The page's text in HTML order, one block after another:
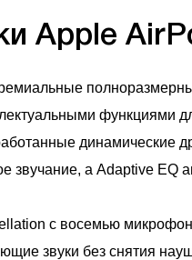
Apple
функциями
динамические
звучание, а Adaptive EQ
с восемью
звуки без снятия